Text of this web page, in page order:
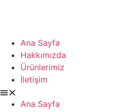
Ana Sayfa
Hakkımızda
Ürünlerimiz
İletişim
Ana Sayfa